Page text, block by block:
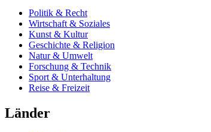
Politik & Recht
Wirtschaft & Soziales
Kunst & Kultur
Geschichte & Religion
Natur & Umwelt
Forschung & Technik
Sport & Unterhaltung
Reise & Freizeit
Länder